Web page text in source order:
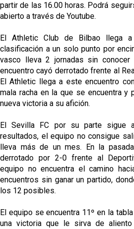
partir de las 16.00 horas. Podrá
abierto a través de Youtube.
El Athletic Club de Bilbao llega
clasificación a un solo punto por
vasco lleva 2 jornadas sin
encuentro cayó derrotado frente al
El Athletic llega a este encuentro
mala racha en la que se encuentra y
nueva victoria a su afición.
El Sevilla FC por su parte sigue
resultados, el equipo no consigue
lleva más de un mes. En la
derrotado por 2-0 frente al
equipo no encuentra el camino
encuentros sin ganar un partido,
los 12 posibles.
El equipo se encuentra 11º en la
una victoria que le sirva de